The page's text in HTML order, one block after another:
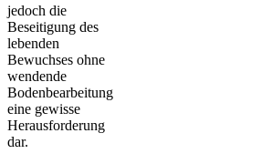
jedoch die
Beseitigung des
lebenden
Bewuchses ohne
wendende
Bodenbearbeitung
eine gewisse
Herausforderung
dar.